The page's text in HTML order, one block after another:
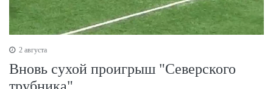
2 августа
Вновь сухой проигрыш "Северского
трубника"